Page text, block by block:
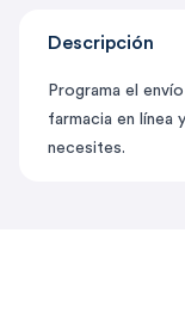
Descripción
Programa el
farmacia en línea
necesites.